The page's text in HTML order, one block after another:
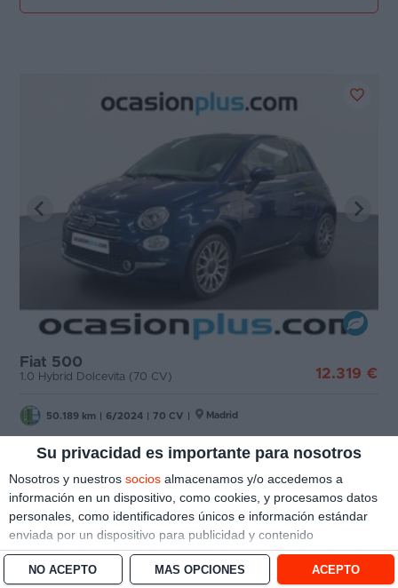
Su privacidad es importante para nosotros
Nosotros y nuestros socios almacenamos y/o accedemos a
información en un dispositivo, como cookies, y procesamos datos
personales, como identificadores únicos e información estándar
enviada por un dispositivo para publicidad y contenido
personalizado, medición de publicidad y contenido, investigación
de audiencia y desarrollo de servicios. Con su permiso, nosotros y
MÁS OPCIONES
NO ACEPTO ACEPTO
Fiat 500
1.0 Hybrid Dolcevita (70 CV) 12.319 €
50.189 km 6/2024 70 CV Madrid
Ver oferta